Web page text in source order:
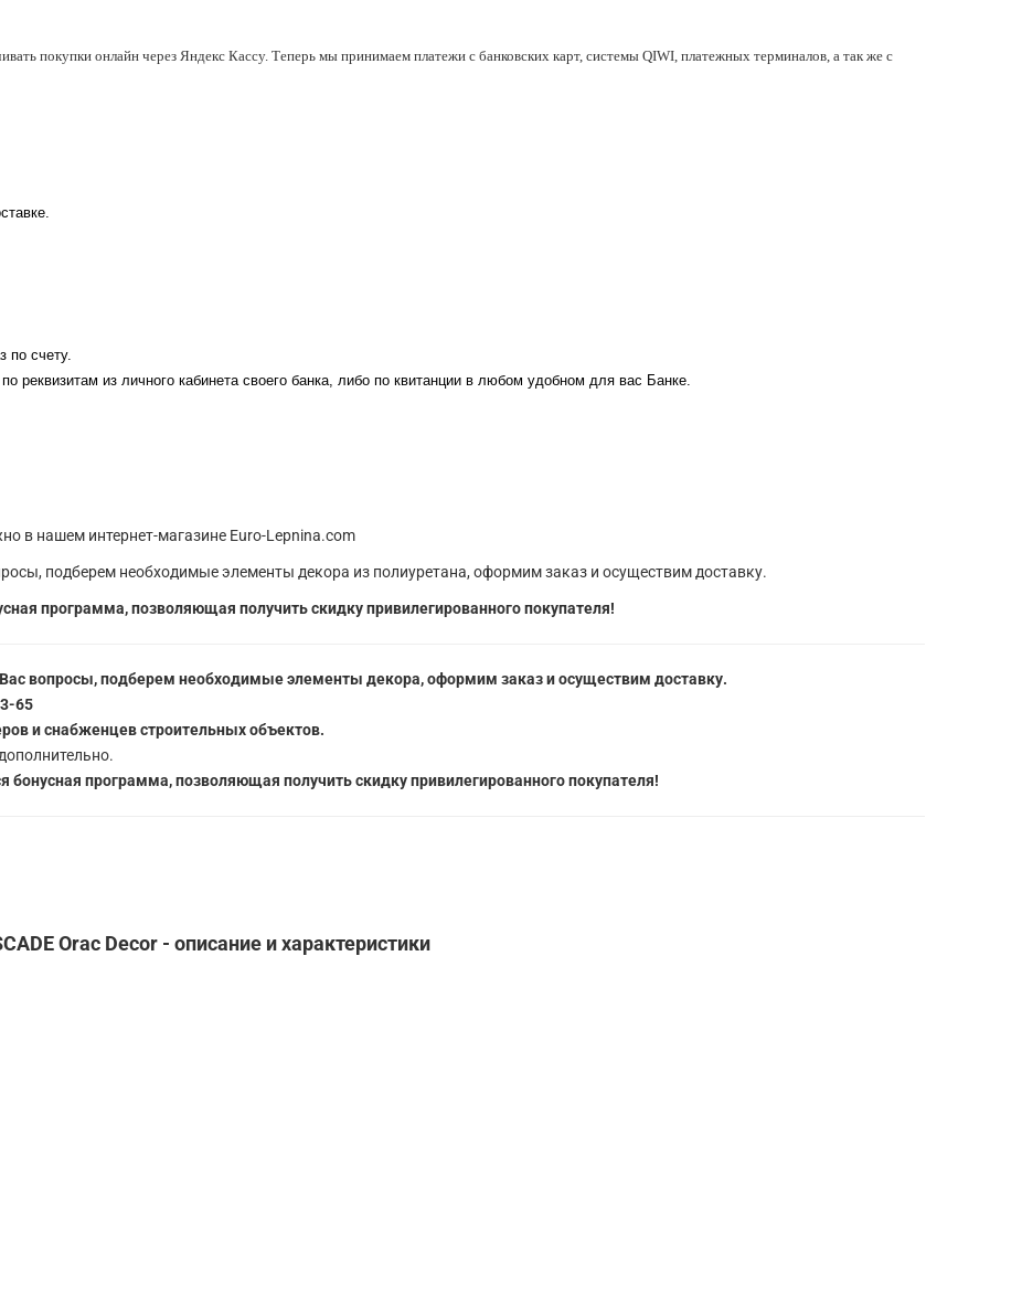
покупки онлайн через Яндекс Кассу. Теперь мы принимаем платежи с банковских карт, системы QIWI, платежных терминалов, а так же с
по счету.
реквизитам из личного кабинета своего банка, либо по квитанции в любом удобном для вас Банке.
в нашем интернет-магазине Euro-Lepnina.com
подберем необходимые элементы декора из полиуретана, оформим заказ и осуществим доставку.
программа, позволяющая получить скидку привилегированного покупателя!
вопросы, подберем необходимые элементы декора, оформим заказ и осуществим доставку.
65
и снабженцев строительных объектов.
программа, позволяющая получить скидку привилегированного покупателя!
Orac Decor - описание и характеристики